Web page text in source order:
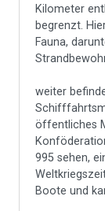
Kilometer
begrenzt.
Fauna,
weiter
öffentliches
995 sehen,
Boote und